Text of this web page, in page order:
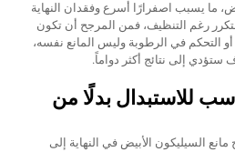
ما يسبب اصفرارًا أسرع وفقدان النهاية
رغم التنظيف، فمن المرجح أن تكون
أو التحكم في الرطوبة وليس المانع نفسه،
ستؤدي إلى نتائج أكثر دواماً.
للاستبدال بدلًا من
السيليكون الأبيض في النهاية إلى